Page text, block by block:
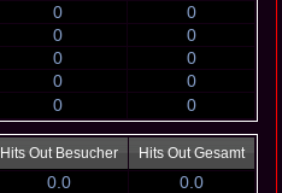
0
0
0
0
0
0
0
0
0 0
Hits Out Besucher Hits Out Gesamt
0.0
0.0